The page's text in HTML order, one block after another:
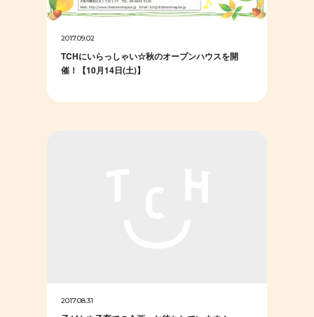
2017.09.02
TCHにいらっしゃい☆秋のオープンハウスを開
催！【10月14日(土)】
2017.08.31